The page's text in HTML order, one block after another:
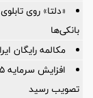
«دلتا» روی
بانکی‌ها
مکالمه رایگان
تصویب رسید